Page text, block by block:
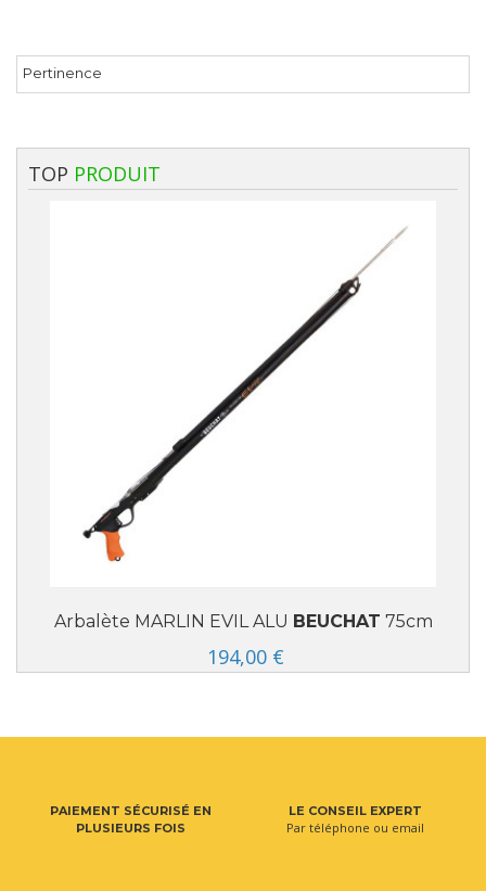
Pertinence
TOP PRODUIT
Arbalète MARLIN EVIL ALU BEUCHAT 75cm
194,00 €
PAIEMENT SÉCURISÉ EN
PLUSIEURS FOIS
LE CONSEIL EXPERT
Par téléphone ou email